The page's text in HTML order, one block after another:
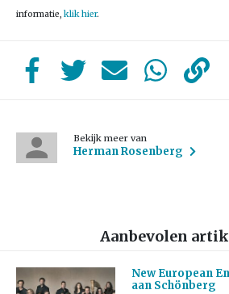
informatie, klik hier.
Bekijk meer van
Herman Rosenberg
Aanbevolen
New European
aan Schönberg